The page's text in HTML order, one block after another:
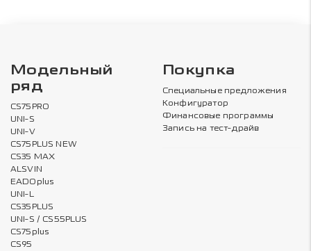
Модельный
ряд
CS75PRO
UNI-S
UNI-V
CS75PLUS NEW
CS35 MAX
ALSVIN
EADOplus
UNI-L
CS35PLUS
UNI-S / CS55PLUS
CS75plus
CS95
Покупка
Специальные предложения
Конфигуратор
Финансовые программы
Запись на тест-драйв